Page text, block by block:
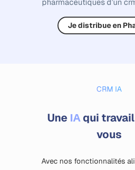
pharmaceutiques d’un
Je distribue en
CRM IA
Une IAqui
vous
Avec nos fonctionnalités